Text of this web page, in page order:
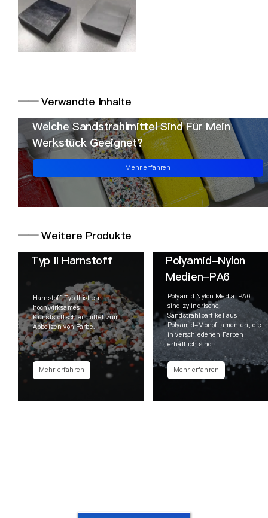
━━Verwandte Inhalte
Welche Sandstrahlmittel Sind Für Mein
Werkstück Geeignet?
Mehr erfahren
━━Weitere Produkte
Typ II Harnstoff
Harnstoff Typ II ist ein
hochwirksames
Kunststoffschleifmittel zum
Abbeizen von Farbe.
Mehr erfahren
Polyamid-Nylon
Medien-PA6
Polyamid Nylon Media-PA6
sind zylindrische
Sandstrahlpartikel aus
Polyamid-Monofilamenten, die
in verschiedenen Farben
erhältlich sind.
Mehr erfahren